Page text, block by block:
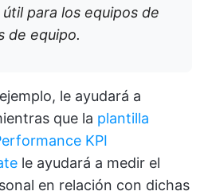
para los equipos de
de equipo.
le ayudará a
que la plantilla
KPI
le ayudará a medir el
en relación con dichas